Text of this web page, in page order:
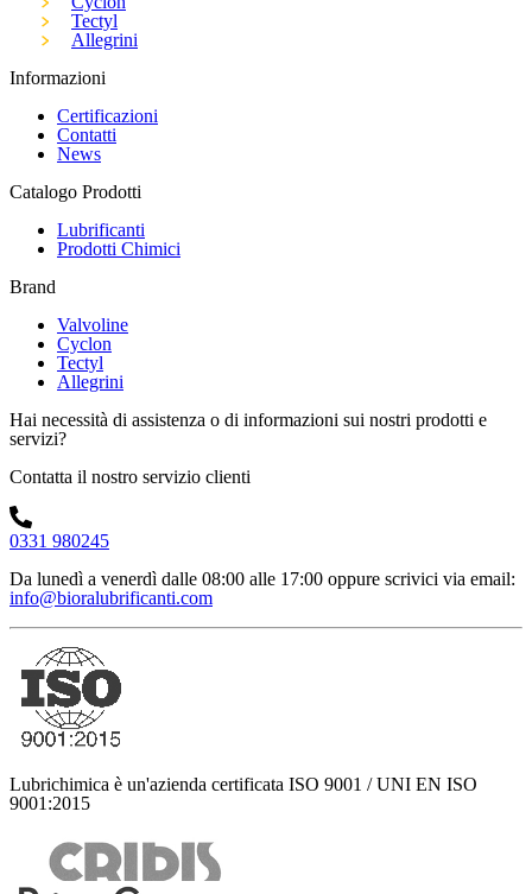
Tectyl
Allegrini
Informazioni
Certificazioni
Contatti
News
Catalogo Prodotti
Lubrificanti
Prodotti Chimici
Brand
Valvoline
Cyclon
Tectyl
Allegrini
Hai necessità di assistenza o di informazioni sui nostri prodotti e
servizi?
Contatta il nostro servizio clienti
0331 980245
Da lunedì a venerdì dalle 08:00 alle 17:00 oppure scrivici via email:
info@bioralubrificanti.com
Lubrichimica è un'azienda certificata ISO 9001 / UNI EN ISO
9001:2015